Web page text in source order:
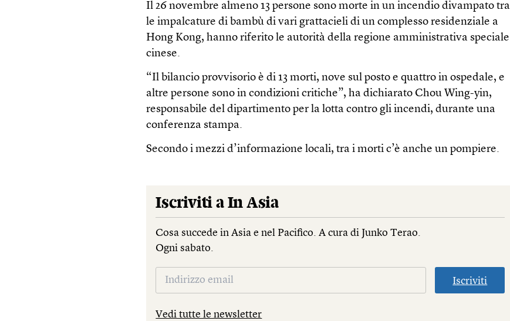
Il 26 novembre almeno 13 persone sono morte in un incendio divampato tra
le impalcature di bambù di vari grattacieli di un complesso residenziale a
Hong Kong, hanno riferito le autorità della regione amministrativa speciale
cinese.
“Il bilancio provvisorio è di 13 morti, nove sul posto e quattro in ospedale, e
altre persone sono in condizioni critiche”, ha dichiarato Chou Wing-yin,
responsabile del dipartimento per la lotta contro gli incendi, durante una
conferenza stampa.
Secondo i mezzi d’informazione locali, tra i morti c’è anche un pompiere.
Iscriviti a In Asia
Cosa succede in Asia e nel Pacifico. A cura di Junko Terao.
Ogni sabato.
Iscriviti
Vedi tutte le newsletter